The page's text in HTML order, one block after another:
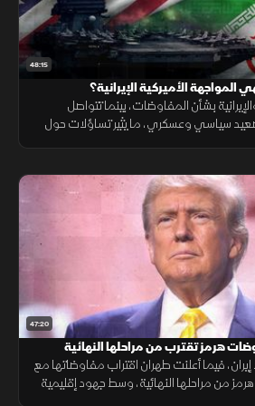
48:15
الأميركية الإيرانية؟
بشأن المفاوضات، بينما تتواصل
سياسي وعسكري، ما يثير تساؤلات حول
47:20
هرمز تقترب من مراحلها النهائية
فيما أعلنت طهران اقتراب مفاوضاتها مع
من مراحلها النهائية، وسط جهود إقليمية